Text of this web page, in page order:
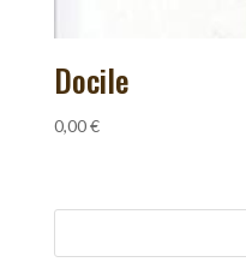
Docile
0,00€